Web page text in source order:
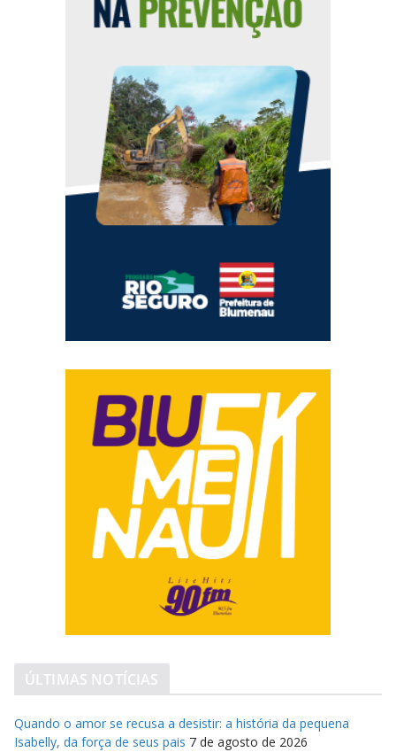
ÚLTIMAS NOTÍCIAS
Quando o amor se recusa a desistir: a história da pequena
Isabelly, da força de seus pais 7 de agosto de 2026